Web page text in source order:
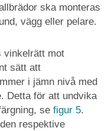
ska monteras
vägg eller pelare.
vinkelrätt mot
sätt att
i jämn nivå med
Detta för att undvika
se figur 5.
respektive